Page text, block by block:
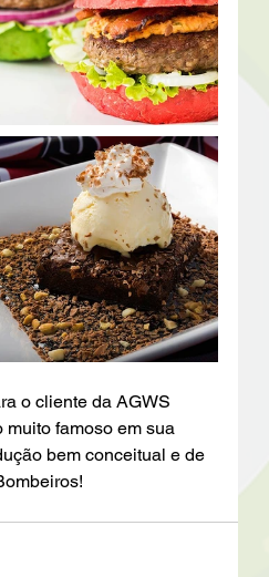
o cliente da AGWS
famoso em sua
bem conceitual e de